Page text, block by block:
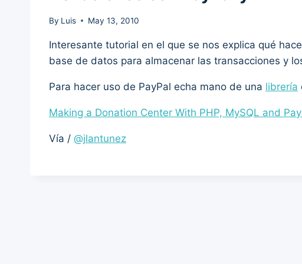
By Luis May 13, 2010
Interesante tutorial en el que se nos explica qué
base de datos para almacenar las transacciones y
Para hacer uso de PayPal echa mano de una librería
Making a Donation Center With PHP, MySQL and
Vía / @jlantunez